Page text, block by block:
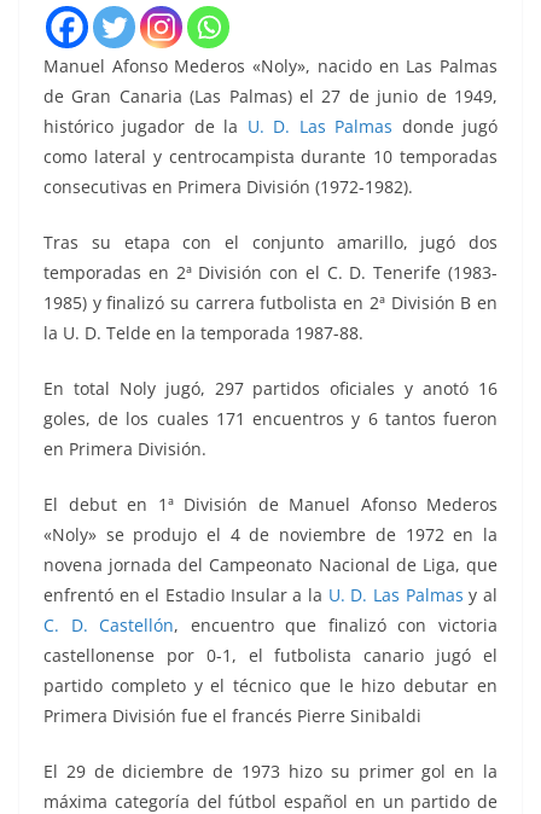
Manuel Afonso Mederos «Noly», nacido en Las Palmas
de Gran Canaria (Las Palmas) el 27 de junio de 1949,
histórico jugador de la U. D. Las Palmas donde jugó
como lateral y centrocampista durante 10 temporadas
consecutivas en Primera División (1972-1982).
Tras su etapa con el conjunto amarillo, jugó dos
temporadas en 2ª División con el C. D. Tenerife (1983-
1985) y finalizó su carrera futbolista en 2ª División B en
la U. D. Telde en la temporada 1987-88.
En total Noly jugó, 297 partidos oficiales y anotó 16
goles, de los cuales 171 encuentros y 6 tantos fueron
en Primera División.
El debut en 1ª División de Manuel Afonso Mederos
«Noly» se produjo el 4 de noviembre de 1972 en la
novena jornada del Campeonato Nacional de Liga, que
enfrentó en el Estadio Insular a la U. D. Las Palmas y al
C. D. Castellón, encuentro que finalizó con victoria
castellonense por 0-1, el futbolista canario jugó el
partido completo y el técnico que le hizo debutar en
Primera División fue el francés Pierre Sinibaldi
El 29 de diciembre de 1973 hizo su primer gol en la
máxima categoría del fútbol español en un partido de